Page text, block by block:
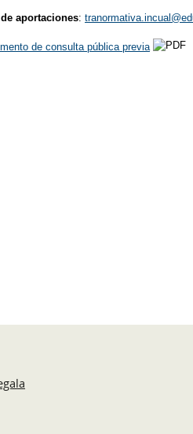
aportaciones:
de consulta pública previa